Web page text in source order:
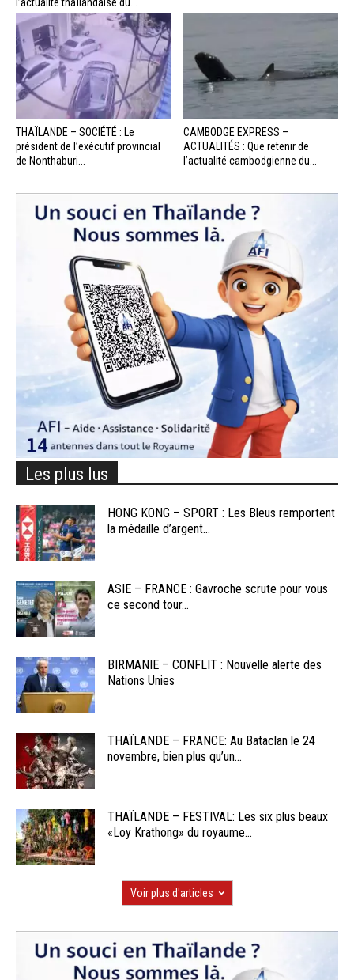
THAÏLANDE – SOCIÉTÉ : Le
président de l’exécutif provincial
de Nonthaburi...
CAMBODGE EXPRESS –
ACTUALITÉS : Que retenir de
l’actualité cambodgienne du...
Les plus lus
HONG KONG – SPORT : Les Bleus remportent
la médaille d’argent...
ASIE – FRANCE : Gavroche scrute pour vous
ce second tour...
BIRMANIE – CONFLIT : Nouvelle alerte des
Nations Unies
THAÏLANDE – FRANCE: Au Bataclan le 24
novembre, bien plus qu’un...
THAÏLANDE – FESTIVAL: Les six plus beaux
«Loy Krathong» du royaume...
Voir plus d'articles